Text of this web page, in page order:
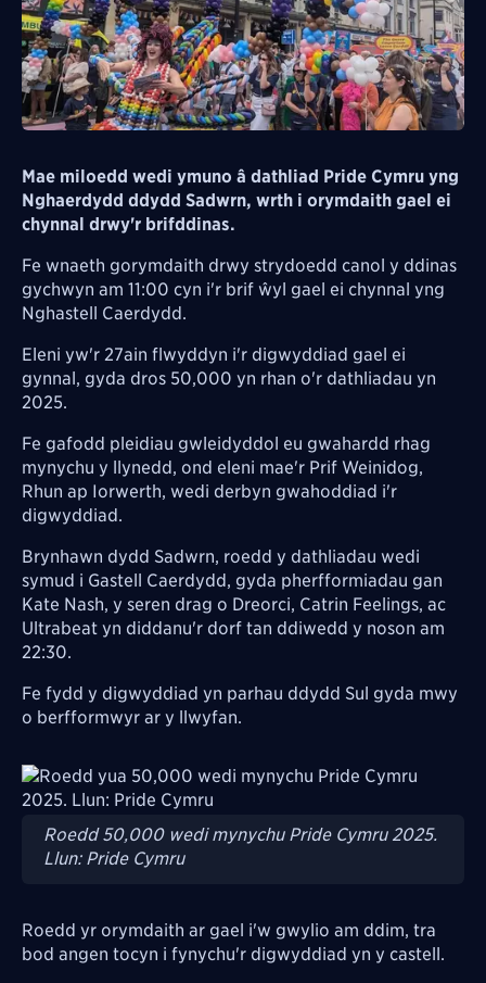
Mae miloedd wedi ymuno â dathliad Pride Cymru yng
Nghaerdydd ddydd Sadwrn, wrth i orymdaith gael ei
chynnal drwy'r brifddinas.
Fe wnaeth gorymdaith drwy strydoedd canol y ddinas
gychwyn am 11:00 cyn i'r brif ŵyl gael ei chynnal yng
Nghastell Caerdydd.
Eleni yw'r 27ain flwyddyn i'r digwyddiad gael ei
gynnal, gyda dros 50,000 yn rhan o'r dathliadau yn
2025.
Fe gafodd pleidiau gwleidyddol eu gwahardd rhag
mynychu y llynedd, ond eleni mae'r Prif Weinidog,
Rhun ap Iorwerth, wedi derbyn gwahoddiad i'r
digwyddiad.
Brynhawn dydd Sadwrn, roedd y dathliadau wedi
symud i Gastell Caerdydd, gyda pherfformiadau gan
Kate Nash, y seren drag o Dreorci, Catrin Feelings, ac
Ultrabeat yn diddanu'r dorf tan ddiwedd y noson am
22:30.
Fe fydd y digwyddiad yn parhau ddydd Sul gyda mwy
o berfformwyr ar y llwyfan.
Image
Roedd 50,000 wedi mynychu Pride Cymru 2025.
Llun: Pride Cymru
Roedd yr orymdaith ar gael i'w gwylio am ddim, tra
bod angen tocyn i fynychu'r digwyddiad yn y castell.